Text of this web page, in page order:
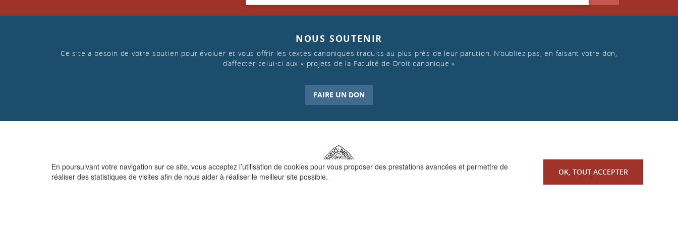
En poursuivant votre navigation sur ce site, vous acceptez l’utilisation de cookies pour vous proposer des prestations avancées et permettre de
réaliser des statistiques de visites afin de nous aider à réaliser le meilleur site possible.
OK, TOUT ACCEPTER
NOUS SOUTENIR
Ce site a besoin de votre soutien pour évoluer et vous offrir les textes canoniques traduits au plus près de leur parution. N’oubliez pas, en faisant votre don,
d’affecter celui-ci aux « projets de la Faculté de Droit canonique »
FAIRE UN DON